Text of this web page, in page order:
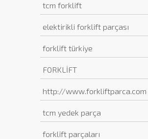
tcm forklift
elektirikli forklift parçası
forklift türkiye
FORKLİFT
http://www.forkliftparca.com
tcm yedek parça
forklift parçaları